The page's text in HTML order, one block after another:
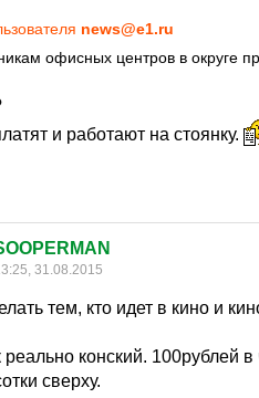
news@e1.ru
офисных центров в округе
и работают на стоянку.
31.08.2015
тем, кто идет в кино и
реально конский. 100рублей
сверху.